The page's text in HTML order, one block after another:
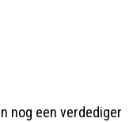
nog een verdediger